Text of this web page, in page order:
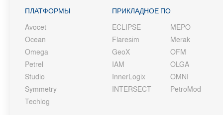
ПЛАТФОРМЫ
Avocet
Ocean
Omega
Petrel
Studio
Symmetry
Techlog
ПРИКЛАДНОЕ ПО
ECLIPSE
Flaresim
GeoX
IAM
InnerLogix
INTERSECT
MEPO
Merak
OFM
OLGA
OMNI
PetroMod